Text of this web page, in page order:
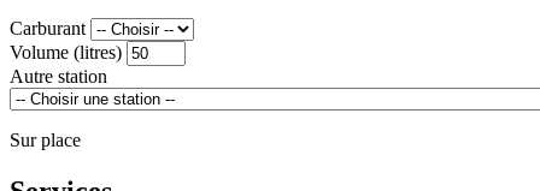
Carburant
Volume (litres)
Autre station
Sur place